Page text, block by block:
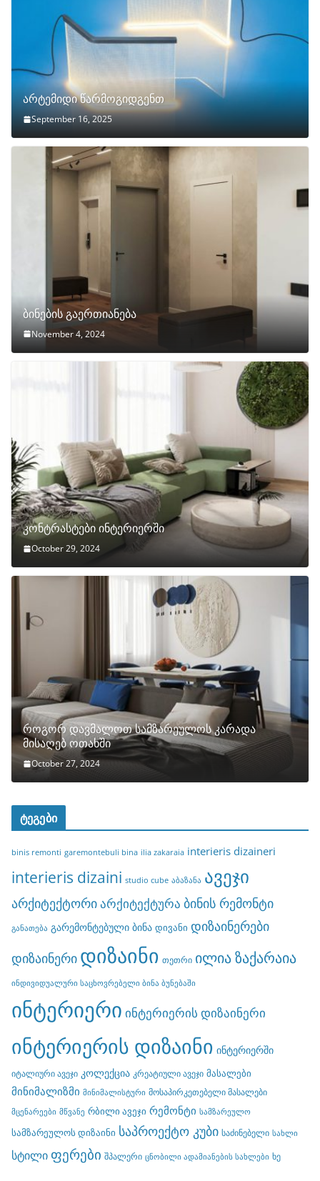
არტემიდი წარმოგიდგენთ
September 16, 2025
ბინების გაერთიანება
November 4, 2024
კონტრასტები ინტერიერში
October 29, 2024
როგორ დავმალოთ სამზარეულოს კარადა
მისაღებ ოთახში
October 27, 2024
ტეგები
binis remonti garemontebuli bina ilia zakaraia interieris dizaineri
interieris dizaini studio cube აბაზანა ავეჯი
არქიტექტორიარქიტექტურა ბინის რემონტი
განათება გარემონტებული ბინა დივანი დიზაინერები
დიზაინერი დიზაინი თეთრი ილია ზაქარაია
ინდივიდუალური საცხოვრებელი ბინა ბუნებაში
ინტერიერი ინტერიერის დიზაინერი
ინტერიერის დიზაინი ინტერიერში
იტალიური ავეჯი კოლექცია კრეატიული ავეჯი მასალები
მინიმალიზმი მინიმალისტური მოსაპირკეთებელი მასალები
მცენარეები მწვანე რბილი ავეჯი რემონტი სამზარეულო
სამზარეულოს დიზაინი საპროექტო კუბი საძინებელი სახლი
სტილი ფერები შპალერი ცნობილი ადამიანების სახლები ხე